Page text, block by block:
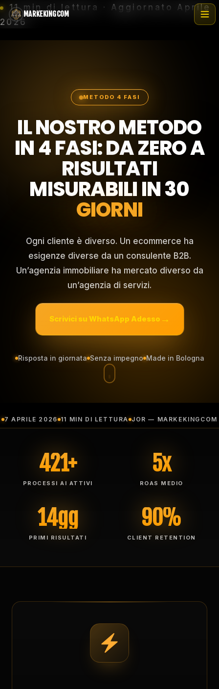
MARKEKINGCOM
Vai
contenuto
11 min di lettura · Aggiornato Aprile
2026
METODO 4 FASI
IL NOSTRO METODO
IN 4 FASI: DA ZERO A
RISULTATI
MISURABILI IN 30
GIORNI
Ogni cliente è diverso. Un ecommerce ha
esigenze diverse da un consulente B2B.
Un’agenzia immobiliare ha mercato diverso da
un’agenzia di servizi.
Scrivici su WhatsApp Adesso
Risposta in giornata Senza impegno Made in Bologna
7 APRILE 2026 11 MIN DI LETTURA JOR — MARKEKINGCOM
421+
PROCESSI AI ATTIVI
5x
ROAS MEDIO
14gg
PRIMI RISULTATI
90%
CLIENT RETENTION